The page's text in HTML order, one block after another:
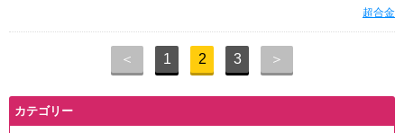
超合金
＜ 1 2 3 ＞
カテゴリー